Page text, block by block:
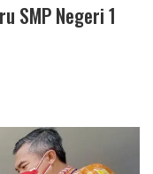
SMP Negeri 1